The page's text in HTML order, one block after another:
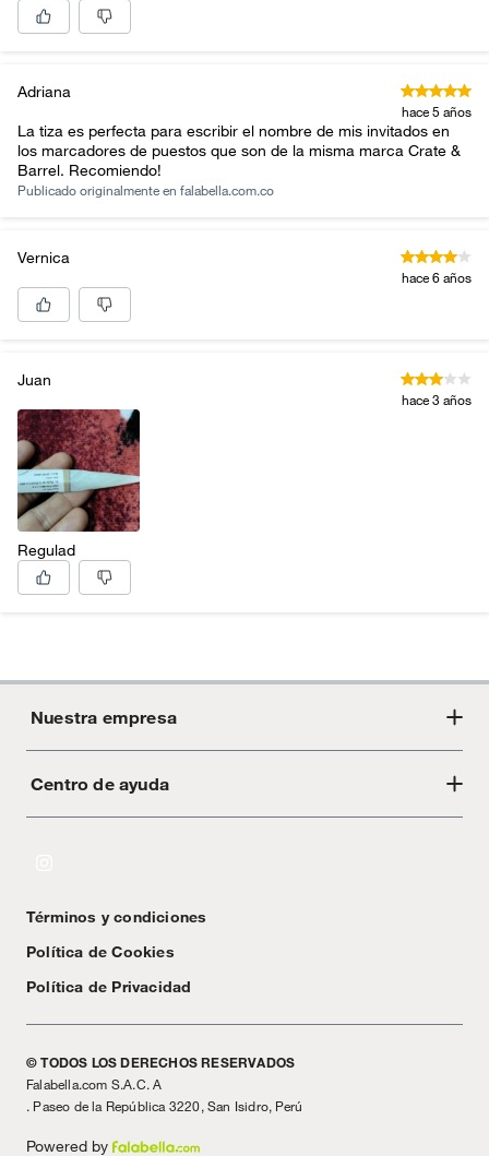
Adriana
hace 5 años
La tiza es perfecta para escribir el nombre de mis invitados en
los marcadores de puestos que son de la misma marca Crate &
Barrel. Recomiendo!
Publicado originalmente en falabella.com.co
Vernica
hace 6 años
Juan
hace 3 años
Regulad
Nuestra empresa
Acerca de Crate
Centro de ayuda
Textos Legales
Términos y condiciones
Política de Cookies
Política de Privacidad
© TODOS LOS DERECHOS RESERVADOS
Falabella.com S.A.C. A
. Paseo de la República 3220, San Isidro, Perú
Powered by